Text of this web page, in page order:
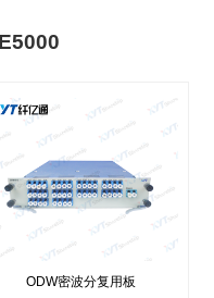
ODW密波分复用板